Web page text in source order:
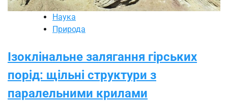
Наука
Природа
Ізоклінальне залягання гірських
порід: щільні структури з
паралельними крилами